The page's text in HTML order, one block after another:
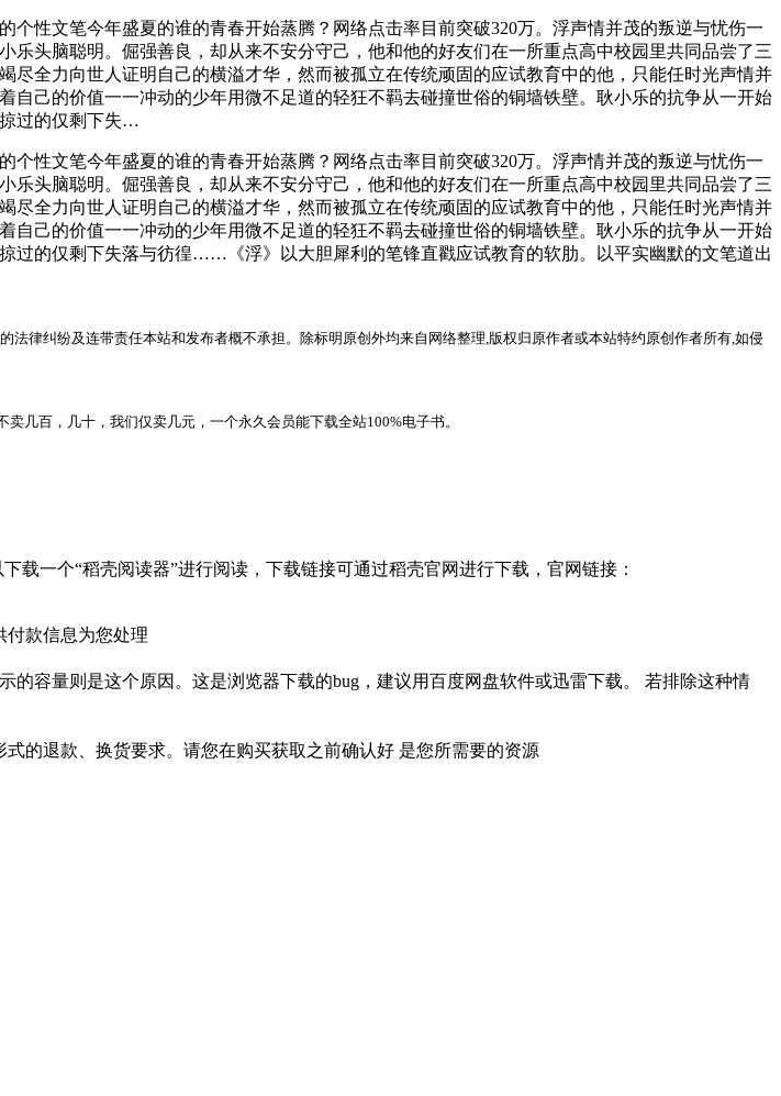
个性文笔今年盛夏的谁的青春开始蒸腾？网络点击率目前突破320万。浮声情并茂的叛逆与忧伤一
头脑聪明。倔强善良，却从来不安分守己，他和他的好友们在一所重点高中校园里共同品尝了三
全力向世人证明自己的横溢才华，然而被孤立在传统顽固的应试教育中的他，只能任时光声情并
己的价值一一冲动的少年用微不足道的轻狂不羁去碰撞世俗的铜墙铁壁。耿小乐的抗争从一开始
过的仅剩下失…
个性文笔今年盛夏的谁的青春开始蒸腾？网络点击率目前突破320万。浮声情并茂的叛逆与忧伤一
头脑聪明。倔强善良，却从来不安分守己，他和他的好友们在一所重点高中校园里共同品尝了三
全力向世人证明自己的横溢才华，然而被孤立在传统顽固的应试教育中的他，只能任时光声情并
己的价值一一冲动的少年用微不足道的轻狂不羁去碰撞世俗的铜墙铁壁。耿小乐的抗争从一开始
过的仅剩下失落与彷徨……《浮》以大胆犀利的笔锋直戳应试教育的软肋。以平实幽默的文笔道出
律纠纷及连带责任本站和发布者概不承担。除标明原创外均来自网络整理,版权归原作者或本站特约原创作者所有,如侵
几百，几十，我们仅卖几元，一个永久会员能下载全站100%电子书。
载一个“稻壳阅读器”进行阅读，下载链接可通过稻壳官网进行下载，官网链接：
付款信息为您处理
容量则是这个原因。这是浏览器下载的bug，建议用百度网盘软件或迅雷下载。 若排除这种情
的退款、换货要求。请您在购买获取之前确认好 是您所需要的资源